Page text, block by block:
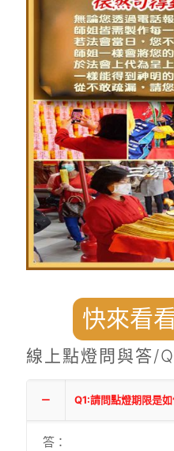
快來看
線上點燈問與答/
Q1:請問點燈期限是
答：